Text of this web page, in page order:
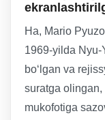
Ha, Mario
1969-yilda
boʻlgan va
suratga
mukofotiga